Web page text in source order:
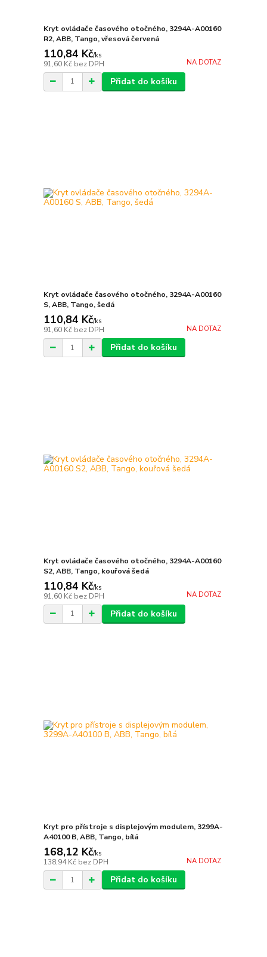
Kryt ovládače časového otočného, 3294A-A00160
R2, ABB, Tango, vřesová červená
110,84 Kč/ks
91,60 Kč bez DPH NA DOTAZ
Přidat do košíku
Kryt ovládače časového otočného, 3294A-A00160
S, ABB, Tango, šedá
110,84 Kč/ks
91,60 Kč bez DPH NA DOTAZ
Přidat do košíku
Kryt ovládače časového otočného, 3294A-A00160
S2, ABB, Tango, kouřová šedá
110,84 Kč/ks
91,60 Kč bez DPH NA DOTAZ
Přidat do košíku
Kryt pro přístroje s displejovým modulem, 3299A-
A40100 B, ABB, Tango, bílá
168,12 Kč/ks
138,94 Kč bez DPH NA DOTAZ
Přidat do košíku